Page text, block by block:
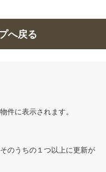
へ戻る
件に表示されます。
のうちの１つ以上に更新が